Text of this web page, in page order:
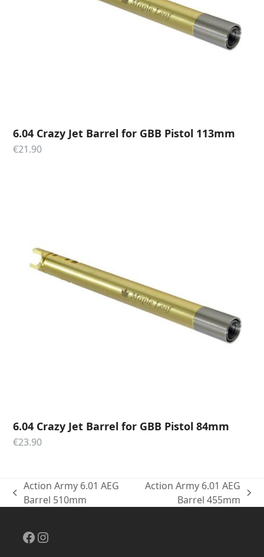
6.04 Crazy Jet Barrel for GBB Pistol 113mm
€21.90
6.04 Crazy Jet Barrel for GBB Pistol 84mm
€23.90
previous
Action Army 6.01 AEG
Barrel 510mm
Action Army 6.01 AEG
Barrel 455mm
Facebook
Instagram